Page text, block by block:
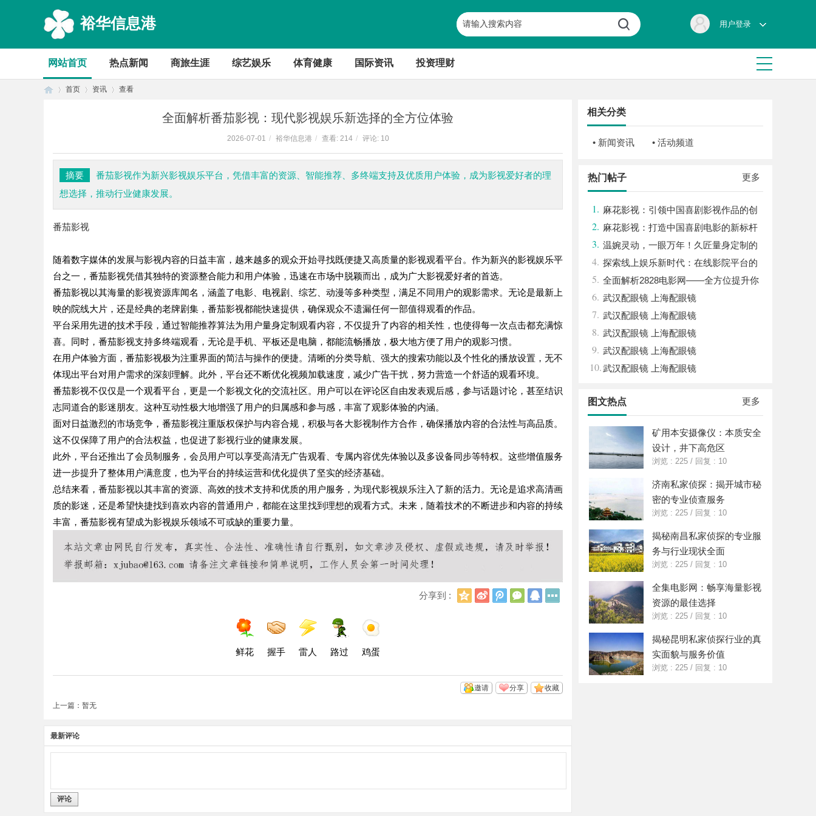
裕华信息港 用户登录
网站首页 热点新闻 商旅生涯 综艺娱乐 体育健康 国际资讯 投资理财
首页 资讯 查看
全面解析番茄影视：现代影视娱乐新选择的全方位体验
2026-07-01 / 裕华信息港 / 查看: 214 / 评论: 10
摘要
番茄影视作为新兴影视娱乐平台，凭借丰富的资源、智能推荐、多终端支持及优质用户体验，成为影视爱好者的理
想选择，推动行业健康发展。
番茄影视
随着数字媒体的发展与影视内容的日益丰富，越来越多的观众开始寻找既便捷又高质量的影视观看平台。作为新兴的影视娱乐平
台之一，番茄影视凭借其独特的资源整合能力和用户体验，迅速在市场中脱颖而出，成为广大影视爱好者的首选。
番茄影视以其海量的影视资源库闻名，涵盖了电影、电视剧、综艺、动漫等多种类型，满足不同用户的观影需求。无论是最新上
映的院线大片，还是经典的老牌剧集，番茄影视都能快速提供，确保观众不遗漏任何一部值得观看的作品。
平台采用先进的技术手段，通过智能推荐算法为用户量身定制观看内容，不仅提升了内容的相关性，也使得每一次点击都充满惊
喜。同时，番茄影视支持多终端观看，无论是手机、平板还是电脑，都能流畅播放，极大地方便了用户的观影习惯。
在用户体验方面，番茄影视极为注重界面的简洁与操作的便捷。清晰的分类导航、强大的搜索功能以及个性化的播放设置，无不
体现出平台对用户需求的深刻理解。此外，平台还不断优化视频加载速度，减少广告干扰，努力营造一个舒适的观看环境。
番茄影视不仅仅是一个观看平台，更是一个影视文化的交流社区。用户可以在评论区自由发表观后感，参与话题讨论，甚至结识
志同道合的影迷朋友。这种互动性极大地增强了用户的归属感和参与感，丰富了观影体验的内涵。
面对日益激烈的市场竞争，番茄影视注重版权保护与内容合规，积极与各大影视制作方合作，确保播放内容的合法性与高品质。
这不仅保障了用户的合法权益，也促进了影视行业的健康发展。
此外，平台还推出了会员制服务，会员用户可以享受高清无广告观看、专属内容优先体验以及多设备同步等特权。这些增值服务
进一步提升了整体用户满意度，也为平台的持续运营和优化提供了坚实的经济基础。
总结来看，番茄影视以其丰富的资源、高效的技术支持和优质的用户服务，为现代影视娱乐注入了新的活力。无论是追求高清画
质的影迷，还是希望快捷找到喜欢内容的普通用户，都能在这里找到理想的观看方式。未来，随着技术的不断进步和内容的持续
丰富，番茄影视有望成为影视娱乐领域不可或缺的重要力量。
分享到 :
Q
新
浪
腾
讯
微
信
Q
鲜花 握手 雷人 路过 鸡蛋
收藏
分享
邀请
上一篇：暂无
最新评论
评论
相关分类
• 新闻资讯 • 活动频道
更多
热门帖子
1. 麻花影视：引领中国喜剧影视作品的创
新与发展之路
2. 麻花影视：打造中国喜剧电影的新标杆
与文化现象
3. 温婉灵动，一眼万年！久匠量身定制的
眉眼唇，才是你整张脸的点睛之笔！淡颜系
女生的气质加分项
4. 探索线上娱乐新时代：在线影院平台的
魅力与未来发展趋势
5. 全面解析2828电影网——全方位提升你
的观影体验平台
6. 武汉配眼镜 上海配眼镜
7. 武汉配眼镜 上海配眼镜
8. 武汉配眼镜 上海配眼镜
9. 武汉配眼镜 上海配眼镜
10.武汉配眼镜 上海配眼镜
更多
图文热点
矿用本安摄像仪：本质安全
设计，井下高危区
浏览 : 225 / 回复 : 10
济南私家侦探：揭开城市秘
密的专业侦查服务
浏览 : 225 / 回复 : 10
揭秘南昌私家侦探的专业服
务与行业现状全面
浏览 : 225 / 回复 : 10
全集电影网：畅享海量影视
资源的最佳选择
浏览 : 225 / 回复 : 10
揭秘昆明私家侦探行业的真
实面貌与服务价值
浏览 : 225 / 回复 : 10